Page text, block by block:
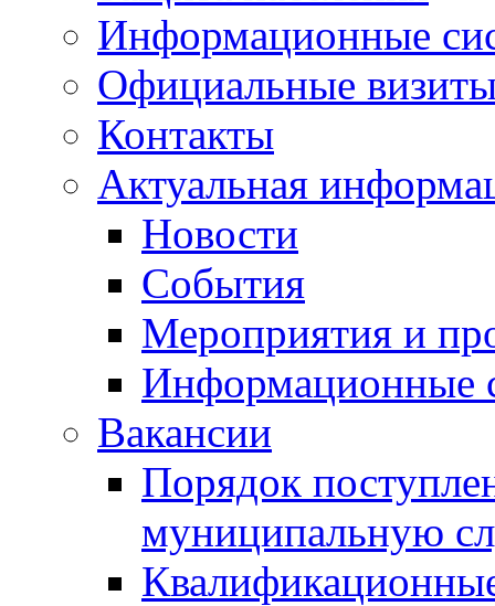
Информационные
Официальные
Контакты
Актуальная
Новости
События
Мероприятия и
Информационные
Вакансии
Порядок
муниципальную